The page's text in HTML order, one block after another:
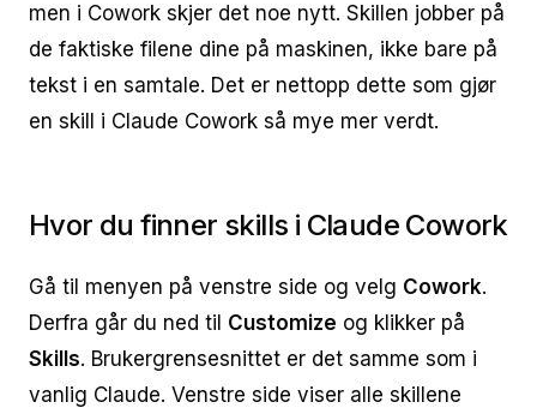
men i Cowork skjer det noe nytt. Skillen jobber på
de faktiske filene dine på maskinen, ikke bare på
tekst i en samtale. Det er nettopp dette som gjør
en skill i Claude Cowork så mye mer verdt.
Hvor du finner skills i Claude Cowork
Gå til menyen på venstre side og velg Cowork.
Derfra går du ned til Customize og klikker på
Skills. Brukergrensesnittet er det samme som i
vanlig Claude. Venstre side viser alle skillene